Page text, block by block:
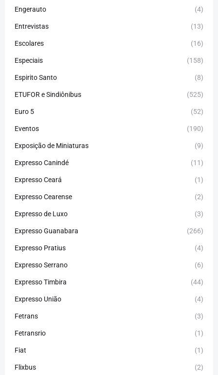
Engerauto (4)
Entrevistas (13)
Escolares (16)
Especiais (158)
Espirito Santo (8)
ETUFOR e Sindiônibus (525)
Euro 5 (52)
Eventos (190)
Exposição de Miniaturas (9)
Expresso Canindé (11)
Expresso Ceará (1)
Expresso Cearense (2)
Expresso de Luxo (3)
Expresso Guanabara (266)
Expresso Pratius (4)
Expresso Serrano (6)
Expresso Timbira (44)
Expresso União (4)
Fetrans (3)
Fetransrio (1)
Fiat (1)
Flixbus (2)